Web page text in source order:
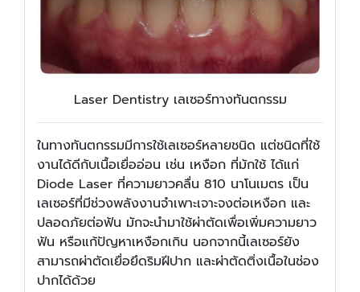
Laser Dentistry เลเซอร์ทางทันตกรรม
ในทางทันตกรรมมีการใช้เลเซอร์หลายชนิด แต่ชนิดที่ใช้
งานได้ดีกับเนื้อเยื่ออ่อน เช่น เหงือก ที่มักใช้ ได้แก่
Diode Laser ที่ความยาวคลื่น 810 นาโนเมตร เป็น
เลเซอร์ที่มีช่วงพลังงานจำเพาะเจาะจงต่อเหงือก และ
ปลอดภัยต่อฟัน มักจะนำมาใช้ผ่าตัดเพื่อเพิ่มความยาว
ฟัน หรือแก้ปัญหาเหงือกเกิน นอกจากนี้เลเซอร์ยัง
สามารถผ่าตัดเยื่อยึดริมฝีปาก และผ่าตัดติ่งเนื้อในช่อง
ปากได้ด้วย